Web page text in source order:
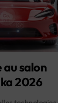
salon
2026